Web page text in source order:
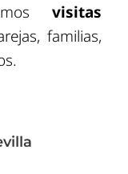
visitas
familias,